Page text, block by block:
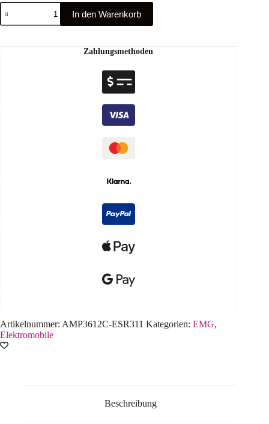
In den Warenkorb
Zahlungsmethoden
Artikelnummer: AMP3612C-ESR311 Kategorien: EMG,
Elektromobile
Beschreibung